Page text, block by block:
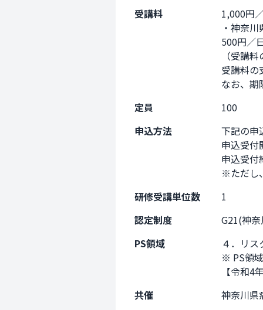
受講料
1,000円
・神奈
500円／
（受講
受講料の
なお、期
定員
100
申込方法
下記の申
申込受付
申込受付
※ただし
研修受講単位数
1
認定制度
G21(神
PS領域
４．リス
※ PS領
【令和4
共催
神奈川県